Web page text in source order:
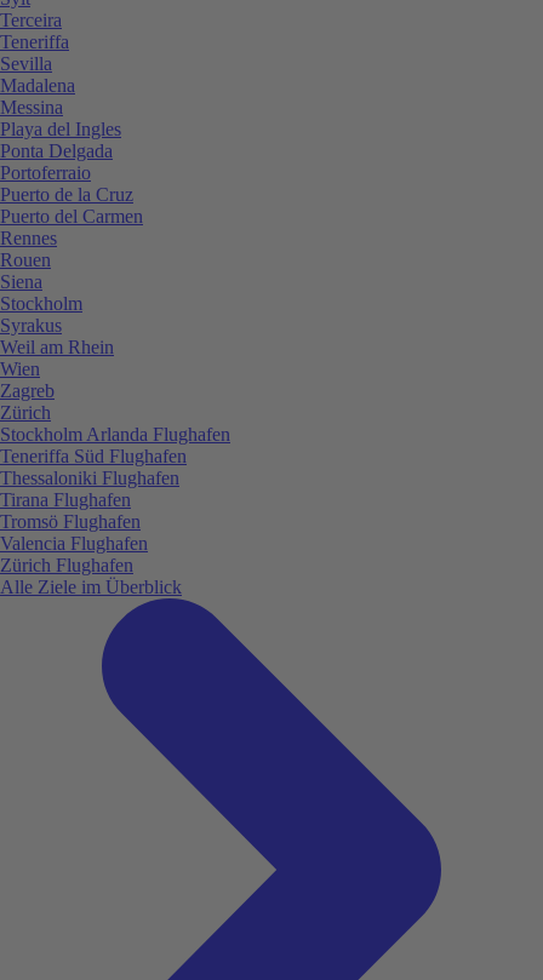
Terceira
Teneriffa
Sevilla
Madalena
Messina
Playa del Ingles
Ponta Delgada
Portoferraio
Puerto de la Cruz
Puerto del Carmen
Rennes
Rouen
Siena
Stockholm
Syrakus
Weil am Rhein
Wien
Zagreb
Zürich
Stockholm Arlanda Flughafen
Teneriffa Süd Flughafen
Thessaloniki Flughafen
Tirana Flughafen
Tromsö Flughafen
Valencia Flughafen
Zürich Flughafen
Alle Ziele im Überblick